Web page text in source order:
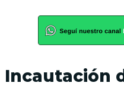
Incautación